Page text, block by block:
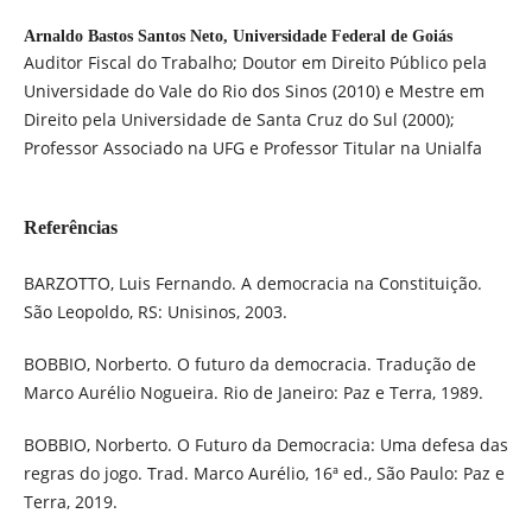
Arnaldo Bastos Santos Neto, Universidade Federal de Goiás
Auditor Fiscal do Trabalho; Doutor em Direito Público pela
Universidade do Vale do Rio dos Sinos (2010) e Mestre em
Direito pela Universidade de Santa Cruz do Sul (2000);
Professor Associado na UFG e Professor Titular na Unialfa
Referências
BARZOTTO, Luis Fernando. A democracia na Constituição.
São Leopoldo, RS: Unisinos, 2003.
BOBBIO, Norberto. O futuro da democracia. Tradução de
Marco Aurélio Nogueira. Rio de Janeiro: Paz e Terra, 1989.
BOBBIO, Norberto. O Futuro da Democracia: Uma defesa das
regras do jogo. Trad. Marco Aurélio, 16ª ed., São Paulo: Paz e
Terra, 2019.